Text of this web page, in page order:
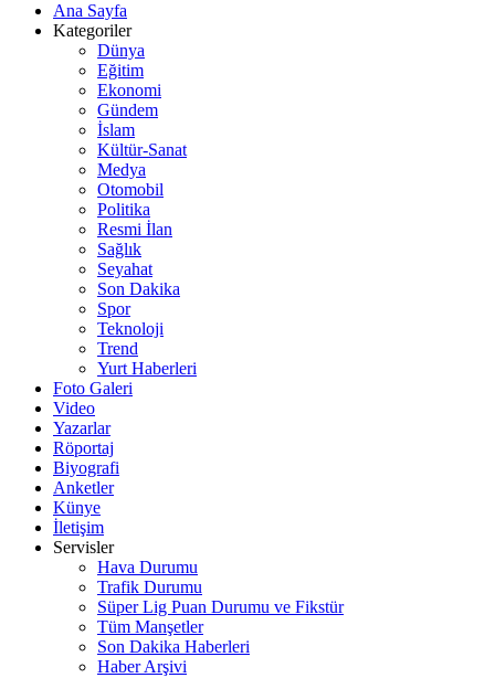
Ana Sayfa
Kategoriler
Dünya
Eğitim
Ekonomi
Gündem
İslam
Kültür-Sanat
Medya
Otomobil
Politika
Resmi İlan
Sağlık
Seyahat
Son Dakika
Spor
Teknoloji
Trend
Yurt Haberleri
Foto Galeri
Video
Yazarlar
Röportaj
Biyografi
Anketler
Künye
İletişim
Servisler
Hava Durumu
Trafik Durumu
Süper Lig Puan Durumu ve Fikstür
Tüm Manşetler
Son Dakika Haberleri
Haber Arşivi